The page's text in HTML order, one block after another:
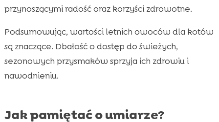
przynoszącymi radość oraz korzyści zdrowotne.
Podsumowując, wartości letnich owoców dla kotów
są znaczące. Dbałość o dostęp do świeżych,
sezonowych przysmaków sprzyja ich zdrowiu i
nawodnieniu.
Jak pamiętać o umiarze?